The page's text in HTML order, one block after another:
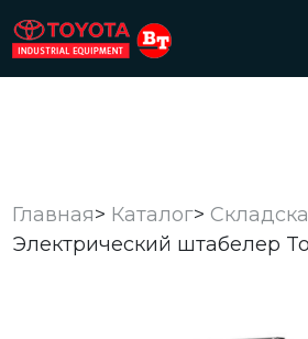
Главная> Каталог>
Электрический штабелер